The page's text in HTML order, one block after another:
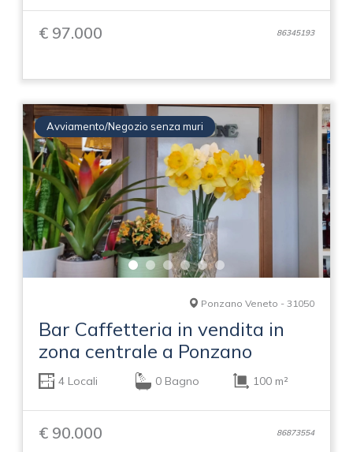
€ 97.000 86345193
Avviamento/Negozio senza muri
Ponzano Veneto - 31050
Bar Caffetteria in vendita in
zona centrale a Ponzano
4 Locali 0 Bagno 100 m²
€ 90.000 86873554